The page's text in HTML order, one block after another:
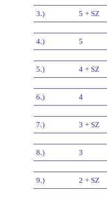
3.) 5 + SZ
4.) 5
5.) 4 + SZ
6.) 4
7.) 3 + SZ
8.) 3
9.) 2 + SZ